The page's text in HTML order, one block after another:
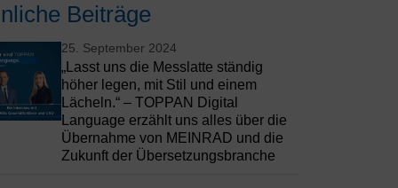
Beiträge
25. September 2024
„Lasst uns die Messlatte ständig
höher legen, mit Stil und einem
Lächeln.“ – TOPPAN Digital
Language erzählt uns alles über die
Übernahme von MEINRAD und die
Zukunft der Übersetzungsbranche